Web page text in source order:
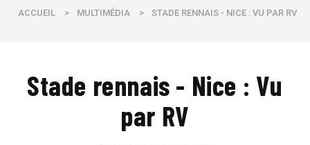
ACCUEIL > MULTIMÉDIA > STADE RENNAIS - NICE : VU PAR RV
Stade rennais - Nice : Vu
par RV